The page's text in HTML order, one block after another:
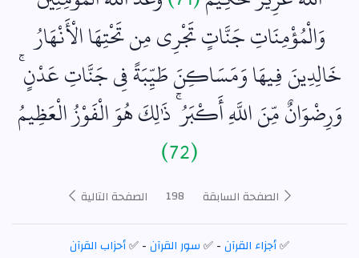
وَالْمُؤْمِنَاتِ جَنَّاتٍ تَجْرِي مِن تَحْتِهَا الْأَنْهَارُ
خَالِدِينَ فِيهَا وَمَسَاكِنَ طَيِّبَةً فِي جَنَّاتِ عَدْنٍ ۚ
وَرِضْوَانٌ مِّنَ اللَّهِ أَكْبَرُ ۚ ذَٰلِكَ هُوَ الْفَوْزُ الْعَظِيمُ
(72)
الصفحة السابقة 198 الصفحة التالية
✅أجزاء القرآن- ✅سور القرآن- ✅أحزاب القرآن